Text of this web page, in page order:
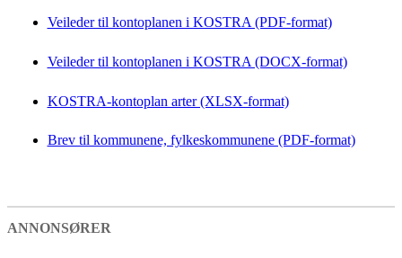
Veileder til kontoplanen i KOSTRA (PDF-format)
Veileder til kontoplanen i KOSTRA (DOCX-format)
KOSTRA-kontoplan arter (XLSX-format)
Brev til kommunene, fylkeskommunene (PDF-format)
ANNONSØRER